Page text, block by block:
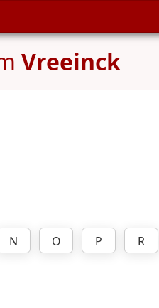
Vreeinck
N O P R